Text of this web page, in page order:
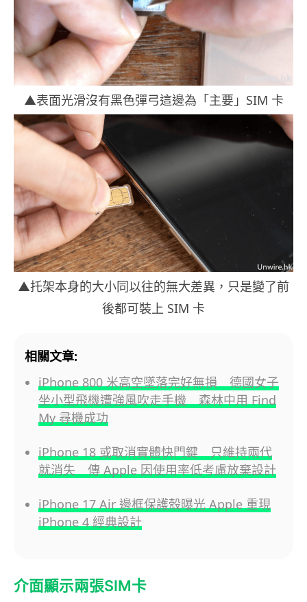
▲表面光滑沒有黑色彈弓這邊為「主要」SIM 卡
▲托架本身的大小同以往的無大差異，只是變了前
後都可裝上 SIM 卡
相關文章:
iPhone 800 米高空墜落完好無損 德國女子
坐小型飛機遭強風吹走手機 森林中用 Find
My 尋機成功
iPhone 18 或取消實體快門鍵 只維持兩代
就消失 傳 Apple 因使用率低考慮放棄設計
iPhone 17 Air 邊框保護殼曝光 Apple 重現
iPhone 4 經典設計
介面顯示兩張SIM卡